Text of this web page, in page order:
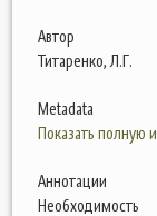
Автор
Титаренко, Л.Г.
Metadata
Показать
Аннотации